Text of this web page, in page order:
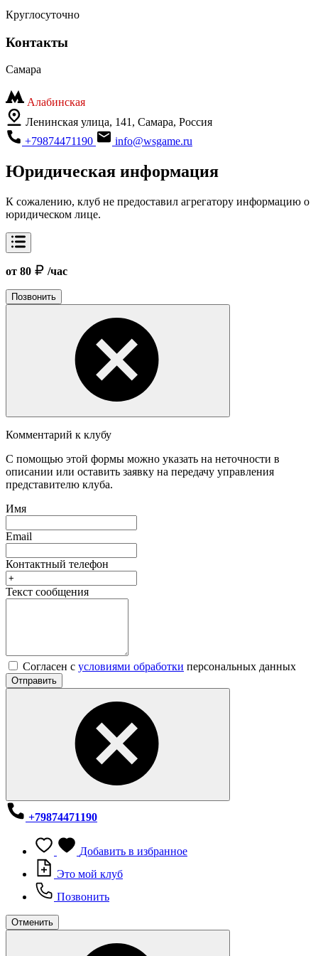
Круглосуточно
Контакты
Самара
Алабинская
Ленинская улица, 141, Самара, Россия
+79874471190
info@wsgame.ru
Юридическая информация
К сожалению, клуб не предоставил агрегатору информацию о
юридическом лице.
от 80 /час
Позвонить
Комментарий к клубу
С помощью этой формы можно указать на неточности в
описании или оставить заявку на передачу управления
представителю клуба.
Имя
Email
Контактный телефон
Текст сообщения
Согласен с условиями обработки персональных данных
Отправить
+79874471190
Добавить в избранное
Это мой клуб
Позвонить
Отменить